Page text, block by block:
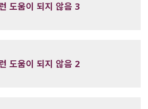
도움이 되지 않음 3
도움이 되지 않음 2